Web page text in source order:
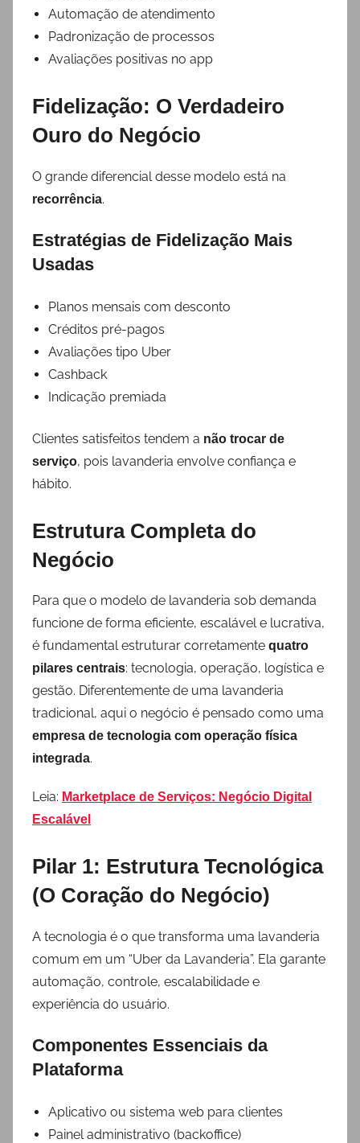
Automação de atendimento
Padronização de processos
Avaliações positivas no app
Fidelização: O Verdadeiro
Ouro do Negócio
O grande diferencial desse modelo está na
recorrência.
Estratégias de Fidelização Mais
Usadas
Planos mensais com desconto
Créditos pré-pagos
Avaliações tipo Uber
Cashback
Indicação premiada
Clientes satisfeitos tendem a não trocar de
serviço, pois lavanderia envolve confiança e
hábito.
Estrutura Completa do
Negócio
Para que o modelo de lavanderia sob demanda
funcione de forma eficiente, escalável e lucrativa,
é fundamental estruturar corretamente quatro
pilares centrais: tecnologia, operação, logística e
gestão. Diferentemente de uma lavanderia
tradicional, aqui o negócio é pensado como uma
empresa de tecnologia com operação física
integrada.
Leia: Marketplace de Serviços: Negócio Digital
Escalável
Pilar 1: Estrutura Tecnológica
(O Coração do Negócio)
A tecnologia é o que transforma uma lavanderia
comum em um “Uber da Lavanderia”. Ela garante
automação, controle, escalabilidade e
experiência do usuário.
Componentes Essenciais da
Plataforma
Aplicativo ou sistema web para clientes
Painel administrativo (backoffice)